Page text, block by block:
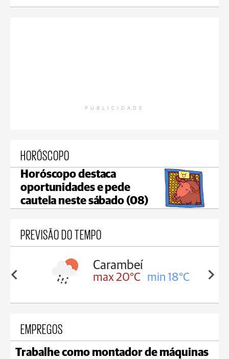
PUBLICIDADE
HORÓSCOPO
Horóscopo destaca
oportunidades e pede
cautela neste sábado (08)
PREVISÃO DO TEMPO
18°C
Carambeí
max 20°C min 18°C
EMPREGOS
Trabalhe como montador de máquinas